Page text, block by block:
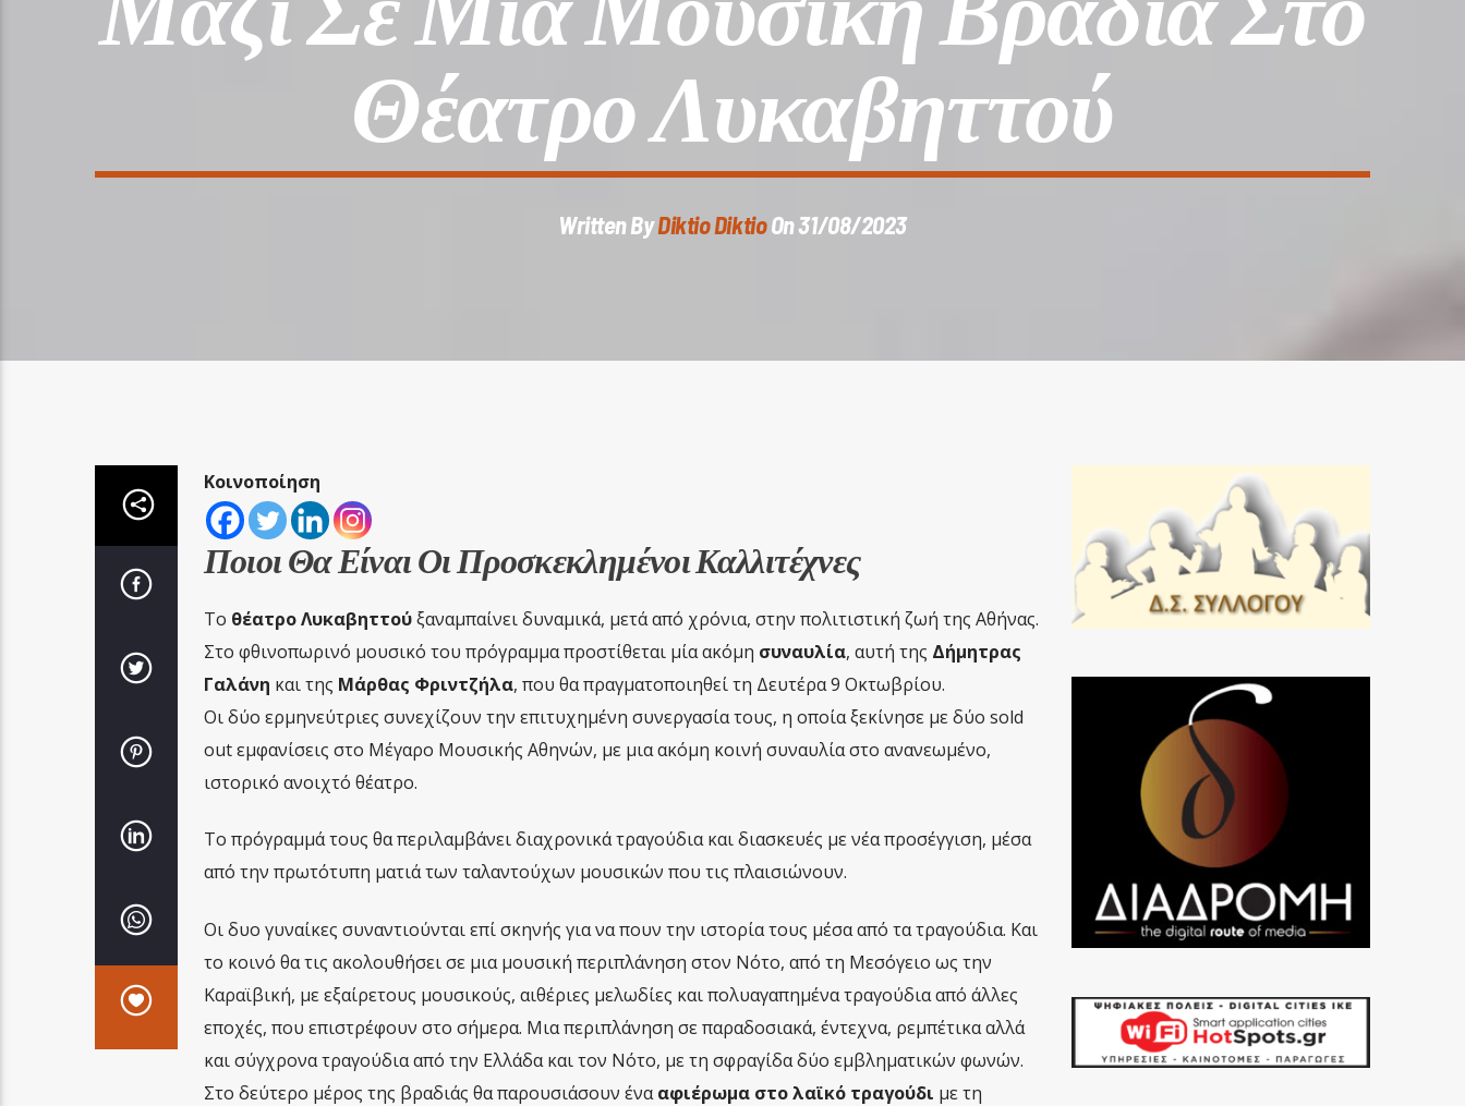
Θέατρο Λυκαβηττού
Written ByDiktio DiktioOn 31/08/2023
Κοινοποίηση
Ποιοι Θα Είναι Οι Προσκεκλημένοι Καλλιτέχνες
Το θέατρο Λυκαβηττούξαναμπαίνει δυναμικά, μετά από χρόνια, στην πολιτιστική ζωή της Αθήνας.
Στο φθινοπωρινό μουσικό του πρόγραμμα προστίθεται μία ακόμη συναυλία, αυτή της Δήμητρας
Γαλάνη και της Μάρθας Φριντζήλα, που θα πραγματοποιηθεί τη Δευτέρα 9 Οκτωβρίου.
Οι δύο ερμηνεύτριες συνεχίζουν την επιτυχημένη συνεργασία τους, η οποία ξεκίνησε με δύο sold
out εμφανίσεις στο Μέγαρο Μουσικής Αθηνών, με μια ακόμη κοινή συναυλία στο ανανεωμένο,
ιστορικό ανοιχτό θέατρο.
Το πρόγραμμά τους θα περιλαμβάνει διαχρονικά τραγούδια και διασκευές με νέα προσέγγιση, μέσα
από την πρωτότυπη ματιά των ταλαντούχων μουσικών που τις πλαισιώνουν.
Οι δυο γυναίκες συναντιούνται επί σκηνής για να πουν την ιστορία τους μέσα από τα τραγούδια. Και
το κοινό θα τις ακολουθήσει σε μια μουσική περιπλάνηση στον Νότο, από τη Μεσόγειο ως την
Καραϊβική, με εξαίρετους μουσικούς, αιθέριες μελωδίες και πολυαγαπημένα τραγούδια από άλλες
εποχές, που επιστρέφουν στο σήμερα. Μια περιπλάνηση σε παραδοσιακά, έντεχνα, ρεμπέτικα αλλά
και σύγχρονα τραγούδια από την Ελλάδα και τον Νότο, με τη σφραγίδα δύο εμβληματικών φωνών.
Στο δεύτερο μέρος της βραδιάς θα παρουσιάσουν ένααφιέρωμα στο λαϊκό τραγούδι με τη